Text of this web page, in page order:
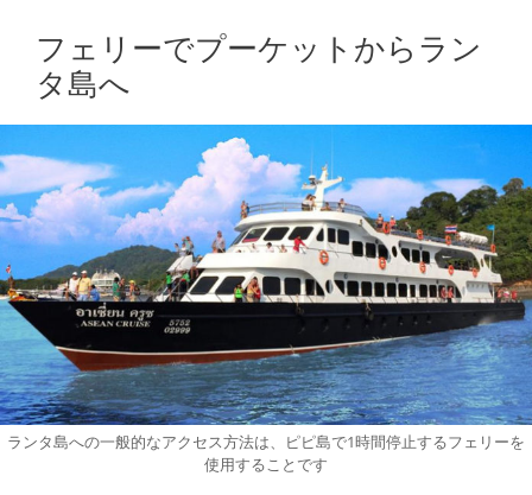
フェリーでプーケットからラン
タ島へ
ランタ島への一般的なアクセス方法は、ピピ島で1時間停止するフェリーを
使用することです